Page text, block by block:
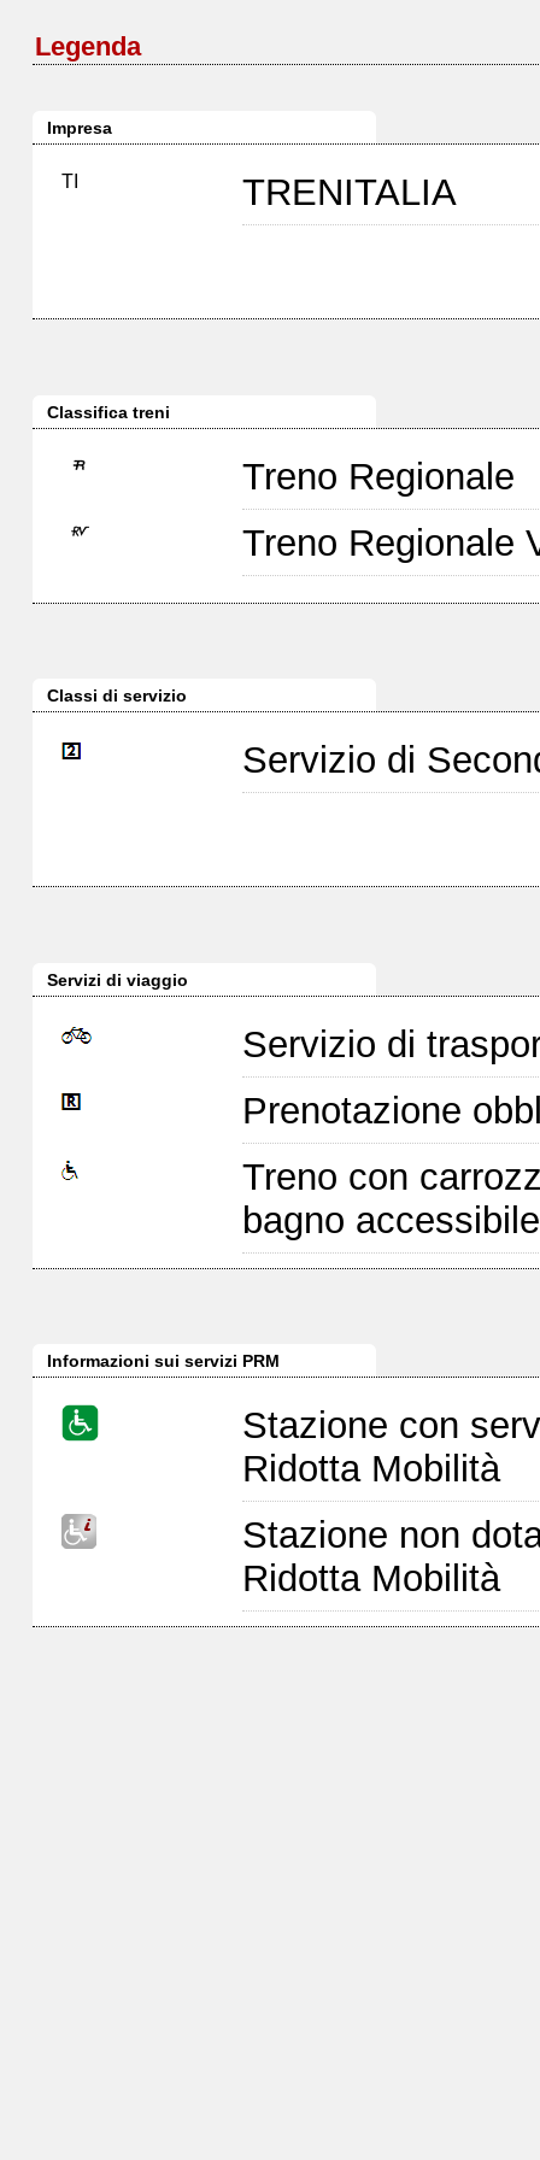
Legenda
Impresa
TI TRENITALIA
Classifica treni
Treno Regionale
Treno Regionale
Classi di servizio
Servizio di
Servizi di viaggio
Servizio di
Prenotazione
Treno con
bagno
Informazioni sui servizi PRM
Stazione con
Ridotta Mobilità
Stazione non
Ridotta Mobilità